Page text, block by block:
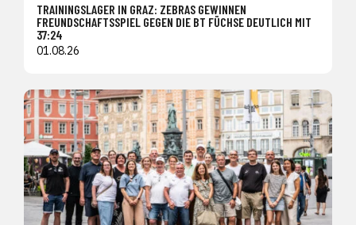
TRAININGSLAGER IN GRAZ: ZEBRAS GEWINNEN
FREUNDSCHAFTSSPIEL GEGEN DIE BT FÜCHSE DEUTLICH MIT
37:24
01.08.26